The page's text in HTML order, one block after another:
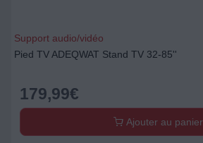
Support audio/vidéo
Pied TV ADEQWAT Stand TV 32-85''
179,99€
Ajouter au panier